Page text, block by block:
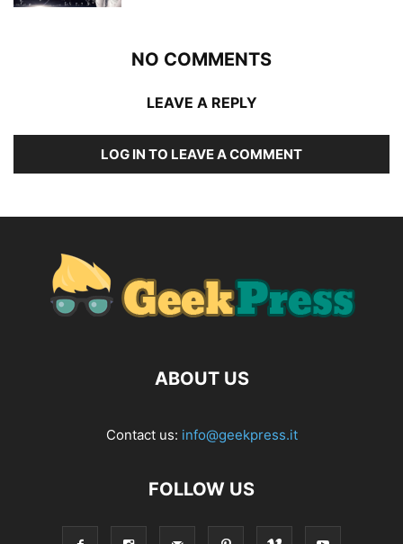
NO COMMENTS
LEAVE A REPLY
LOG IN TO LEAVE A COMMENT
ABOUT US
Contact us: info@geekpress.it
FOLLOW US